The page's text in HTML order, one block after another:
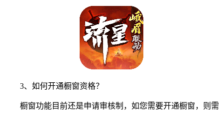
3、如何开通橱窗资格？
橱窗功能目前还是申请审核制，如您需要开通橱窗，则需